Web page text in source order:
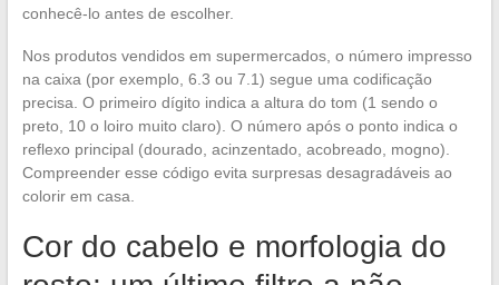
conhecê-lo antes de escolher.
Nos produtos vendidos em supermercados, o número impresso
na caixa (por exemplo, 6.3 ou 7.1) segue uma codificação
precisa. O primeiro dígito indica a altura do tom (1 sendo o
preto, 10 o loiro muito claro). O número após o ponto indica o
reflexo principal (dourado, acinzentado, acobreado, mogno).
Compreender esse código evita surpresas desagradáveis ao
colorir em casa.
Cor do cabelo e morfologia do